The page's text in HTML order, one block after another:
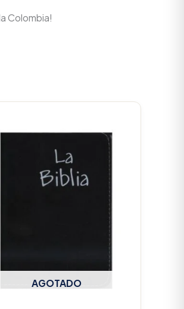
Colombia!
AGOTADO